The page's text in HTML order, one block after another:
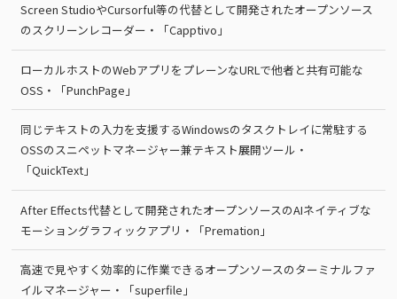
Screen StudioやCursorful等の代替として開発されたオープンソース
のスクリーンレコーダー・「Capptivo」
ローカルホストのWebアプリをプレーンなURLで他者と共有可能な
OSS・「PunchPage」
同じテキストの入力を支援するWindowsのタスクトレイに常駐する
OSSのスニペットマネージャー兼テキスト展開ツール・
「QuickText」
After Effects代替として開発されたオープンソースのAIネイティブな
モーショングラフィックアプリ・「Premation」
高速で見やすく効率的に作業できるオープンソースのターミナルファ
イルマネージャー・「superfile」